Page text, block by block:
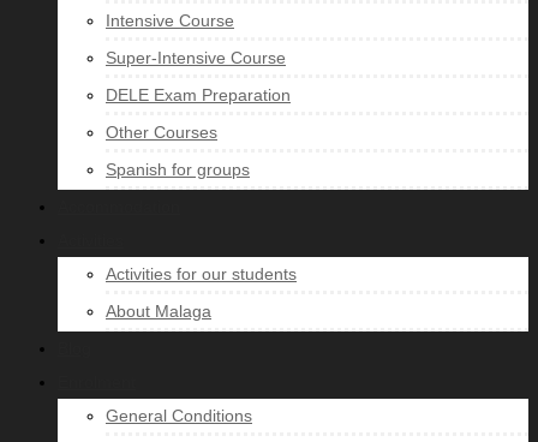
Intensive Course
Super-Intensive Course
DELE Exam Preparation
Other Courses
Spanish for groups
Activities for our students
About Malaga
General Conditions